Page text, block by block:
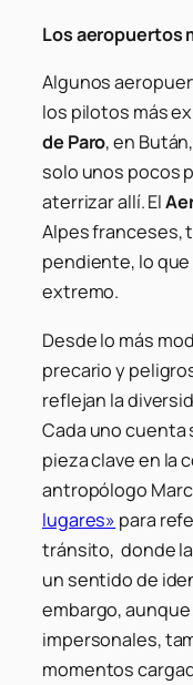
Los aeropuertos
Algunos
los pilotos más
de Paro, en
solo unos pocos
aterrizar allí. El
Alpes franceses,
pendiente, lo
extremo.
Desde lo más
precario y
reflejan la
Cada uno cuenta
pieza clave en la
antropólogo
lugares» para
tránsito, donde
un sentido de
embargo,
impersonales,
momentos